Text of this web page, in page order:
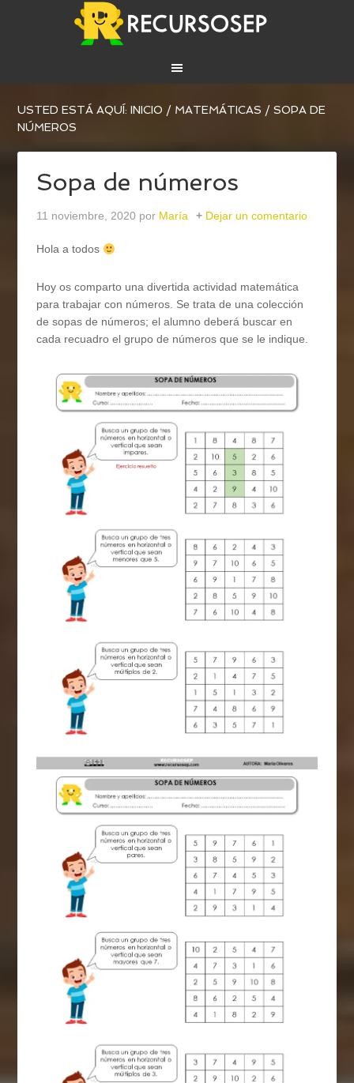
USTED ESTÁ AQUÍ:INICIO / MATEMÁTICAS / SOPA DE
NÚMEROS
Sopa de números
11 noviembre, 2020 por María Dejar un comentario
Hola a todos
Hoy os comparto una divertida actividad matemática
para trabajar con números. Se trata de una colección
de sopas de números; el alumno deberá buscar en
cada recuadro el grupo de números que se le indique.